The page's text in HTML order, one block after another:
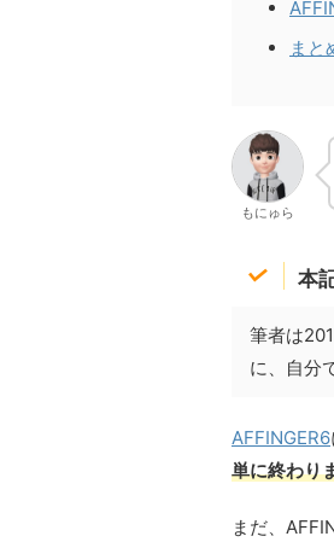
まと
もにゅら
本
筆者は
に、自分
AFFINGER6
単に終わり
まだ、